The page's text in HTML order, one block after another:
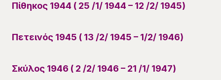
Πίθηκος 1944 ( 25 /1/ 1944 – 12 /2/ 1945)
Πετεινός 1945 ( 13 /2/ 1945 – 1/2/ 1946)
Σκύλος 1946 ( 2 /2/ 1946 – 21 /1/ 1947)